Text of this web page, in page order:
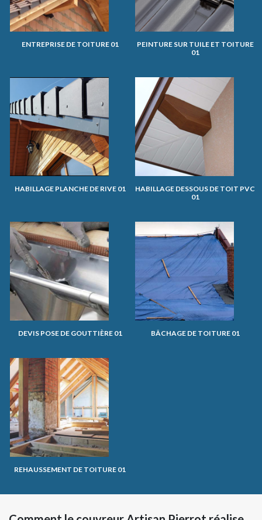
ENTREPRISE DE TOITURE 01
PEINTURE SUR TUILE ET TOITURE
01
HABILLAGE PLANCHE DE RIVE 01
HABILLAGE DESSOUS DE TOIT PVC
01
DEVIS POSE DE GOUTTIÈRE 01 BÂCHAGE DE TOITURE 01
REHAUSSEMENT DE TOITURE 01